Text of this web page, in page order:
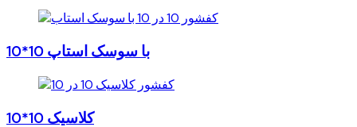
10*10 با سوسک استاپ
10*10 کلاسیک